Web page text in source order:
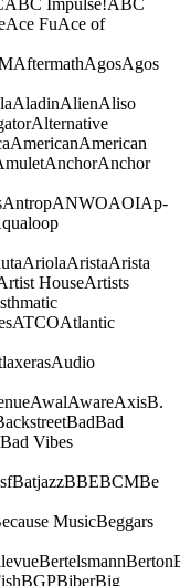
ABC Impulse!ABC
Ace FuAce of
AftermathAgosAgos
AladinAlienAliso
Alternative
AmericanAmerican
AnchorAnchor
AntropANWOAOIAp-
AriolaAristaArista
HouseArtists
ATCOAtlantic
Audio
AwalAwareAxisB.
BadBad
Bad Vibes
BatjazzBBEBCMBe
MusicBeggars
BertelsmannBerton
BGPBiberBig